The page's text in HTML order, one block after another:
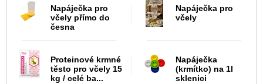
Napáječka pro
včely přímo do
česna
Napáječka pro
včely
Proteinové krmné
těsto pro včely 15
kg / celé ba...
Napáječka
(krmítko) na 1l
sklenici